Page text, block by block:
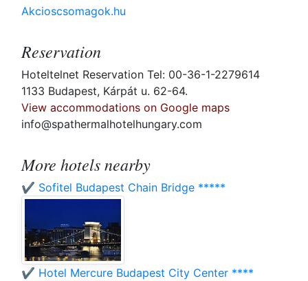
Akcioscsomagok.hu
Reservation
Hoteltelnet Reservation Tel: 00-36-1-2279614
1133 Budapest, Kárpát u. 62-64.
View accommodations on Google maps
info@spathermalhotelhungary.com
More hotels nearby
✔️ Sofitel Budapest Chain Bridge *****
✔️ Hotel Mercure Budapest City Center ****